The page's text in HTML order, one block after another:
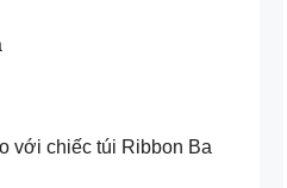
với chiếc túi Ribbon Ba